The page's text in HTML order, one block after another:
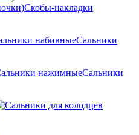
Скобы-накладки
Сальники
Сальники